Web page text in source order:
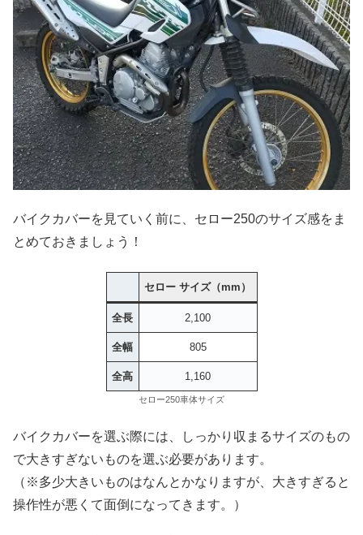
バイクカバーを見ていく前に、セロー250のサイズ感をま
とめておきましょう！
セロー サイズ（mm）
全長 2,100
全幅 805
全高 1,160
セロー250車体サイズ
バイクカバーを選ぶ際には、しっかり収まるサイズのもの
で大きすぎないものを選ぶ必要があります。
（※多少大きいものはなんとかなりますが、大きすぎると
操作性が悪くて面倒になってきます。）